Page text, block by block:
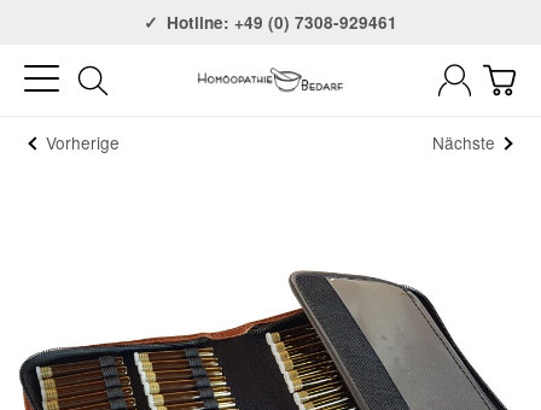
Versandkostenfrei ab 75€Hotline: +49 (0) 7308-929461
Vorherige Nächste